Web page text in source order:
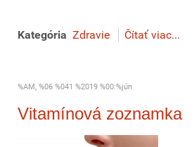
Kategória Zdravie Čítať viac...
%AM, %06 %041 %2019 %00:%jún
Vitamínová zoznamka